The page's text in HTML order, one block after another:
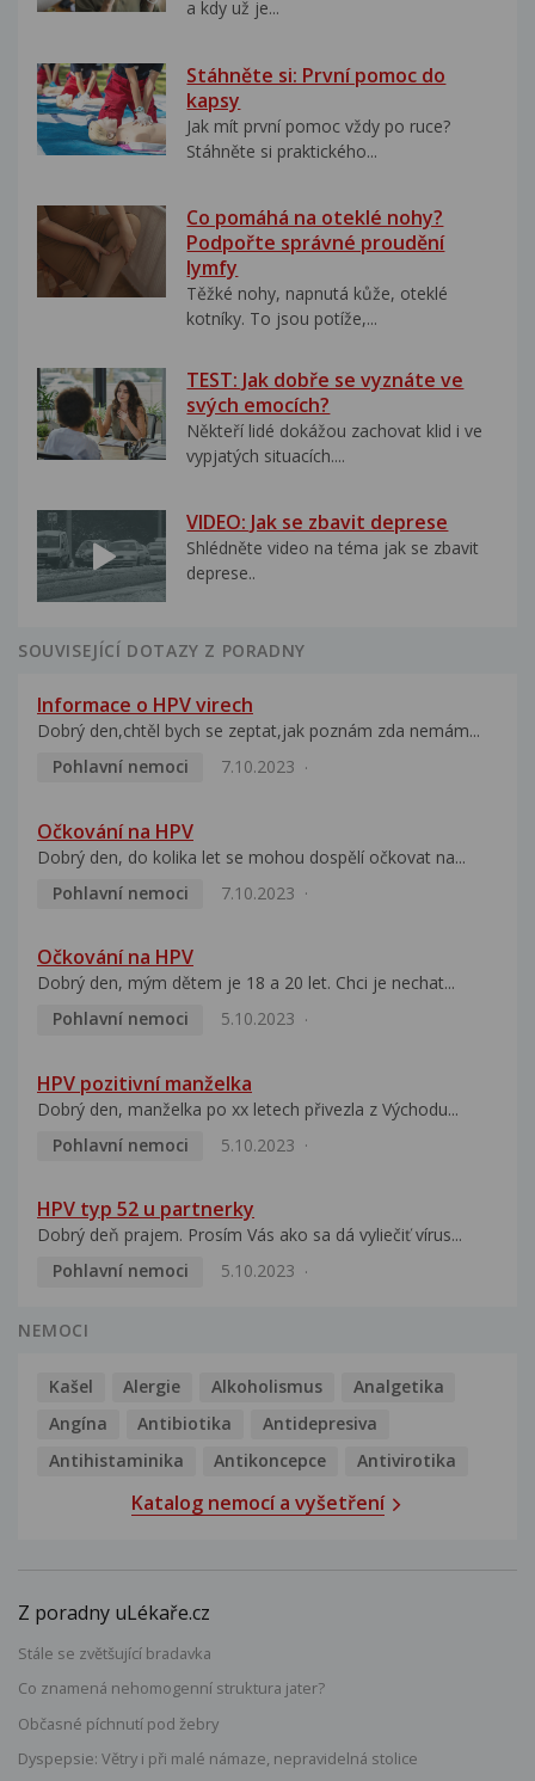
a kdy už je...
Stáhněte si: První pomoc do
kapsy
Jak mít první pomoc vždy po ruce?
Stáhněte si praktického...
Co pomáhá na oteklé nohy?
Podpořte správné proudění
lymfy
Těžké nohy, napnutá kůže, oteklé
kotníky. To jsou potíže,...
TEST: Jak dobře se vyznáte ve
svých emocích?
Někteří lidé dokážou zachovat klid i ve
vypjatých situacích....
VIDEO: Jak se zbavit deprese
Shlédněte video na téma jak se zbavit
deprese..
SOUVISEJÍCÍ DOTAZY Z PORADNY
Informace o HPV virech
Dobrý den,chtěl bych se zeptat,jak poznám zda nemám...
Pohlavní nemoci
7.10.2023
Očkování na HPV
Dobrý den, do kolika let se mohou dospělí očkovat na...
Pohlavní nemoci
7.10.2023
Očkování na HPV
Dobrý den, mým dětem je 18 a 20 let. Chci je nechat...
Pohlavní nemoci
5.10.2023
HPV pozitivní manželka
Dobrý den, manželka po xx letech přivezla z Východu...
Pohlavní nemoci
5.10.2023
HPV typ 52 u partnerky
Dobrý deň prajem. Prosím Vás ako sa dá vyliečiť vírus...
Pohlavní nemoci
5.10.2023
NEMOCI
Kašel Alergie Alkoholismus
Analgetika
Angína
Antibiotika
Antidepresiva
Antihistaminika
Antikoncepce Antivirotika
Katalog nemocí a vyšetření
Z poradny uLékaře.cz
Stále se zvětšující bradavka
Co znamená nehomogenní struktura jater?
Občasné píchnutí pod žebry
Dyspepsie: Větry i při malé námaze, nepravidelná stolice